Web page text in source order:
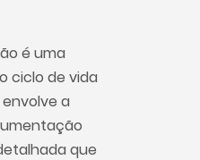
é uma
ciclo de vida
a
que